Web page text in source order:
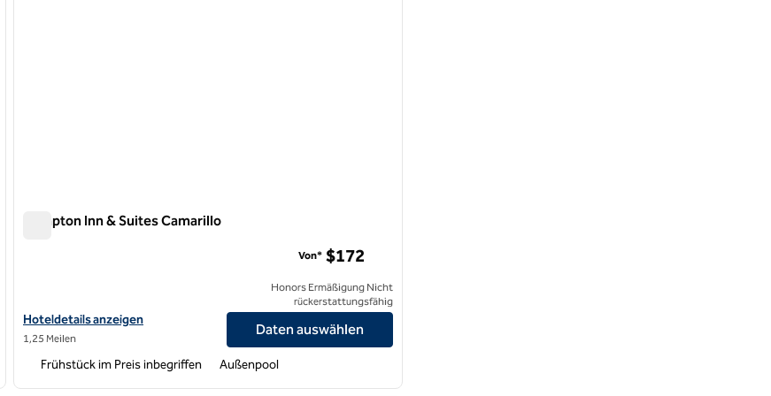
Hampton Inn & Suites Camarillo
Hoteldetails für Hampton Inn & Suites Camarillo anzeigen
Hoteldetails anzeigen
1,25 Meilen
Von* $172
Honors Ermäßigung Nicht
rückerstattungsfähig
Daten auswählen
Frühstück im Preis inbegriffen Außenpool